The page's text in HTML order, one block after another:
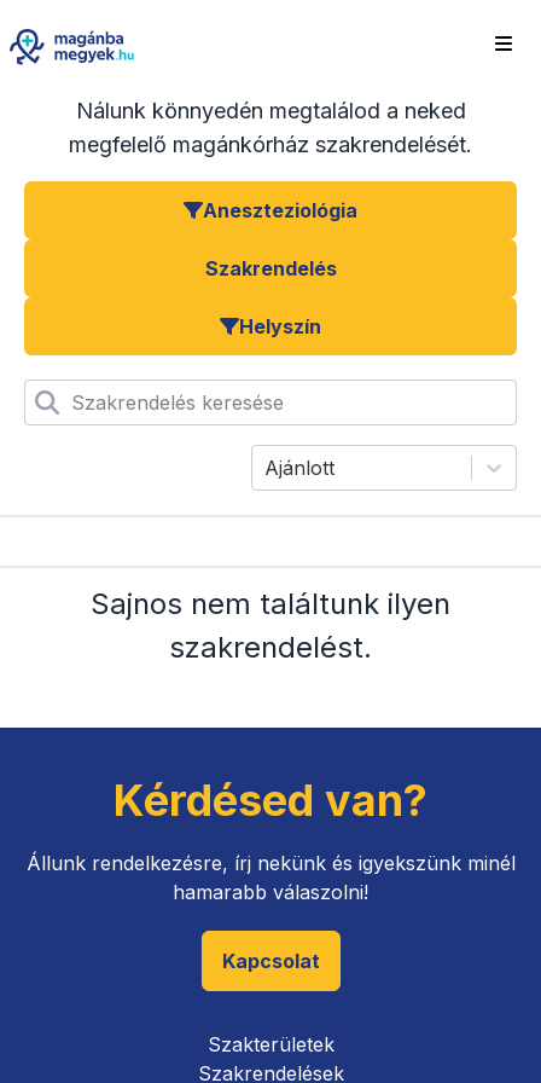
Nálunk könnyedén megtalálod a neked
megfelelő magánkórház szakrendelését.
Aneszteziológia
Szakrendelés
Helyszín
Szakrendelés keresése
Ajánlott
Sajnos nem találtunk ilyen
szakrendelést.
Kérdésed van?
Állunk rendelkezésre, írj nekünk és igyekszünk minél
hamarabb válaszolni!
Kapcsolat
Szakterületek
Szakrendelések